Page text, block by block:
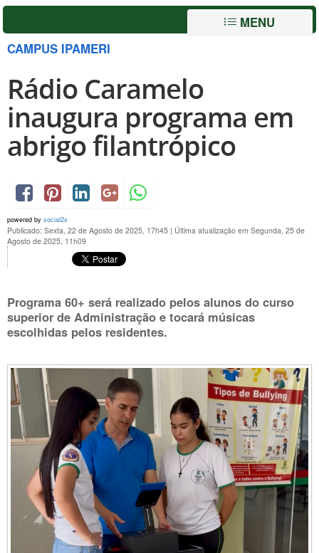
MENU
CAMPUS IPAMERI
Rádio Caramelo
inaugura programa em
abrigo filantrópico
powered by social2s
Publicado: Sexta, 22 de Agosto de 2025, 17h45 | Última atualização em Segunda, 25 de
Agosto de 2025, 11h09
Programa 60+ será realizado pelos alunos do curso
superior de Administração e tocará músicas
escolhidas pelos residentes.